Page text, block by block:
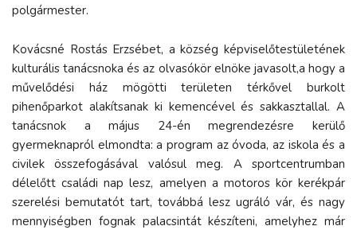
polgármester.
Kovácsné Rostás Erzsébet, a község képviselőtestületének
kulturális tanácsnoka és az olvasókör elnöke javasolt,a hogy a
művelődési ház mögötti területen térkővel burkolt
pihenőparkot alakítsanak ki kemencével és sakkasztallal. A
tanácsnok a május 24-én megrendezésre kerülő
gyermeknapról elmondta: a program az óvoda, az iskola és a
civilek összefogásával valósul meg. A sportcentrumban
délelőtt családi nap lesz, amelyen a motoros kör kerékpár
szerelési bemutatót tart, továbbá lesz ugráló vár, és nagy
mennyiségben fognak palacsintát készíteni, amelyhez már